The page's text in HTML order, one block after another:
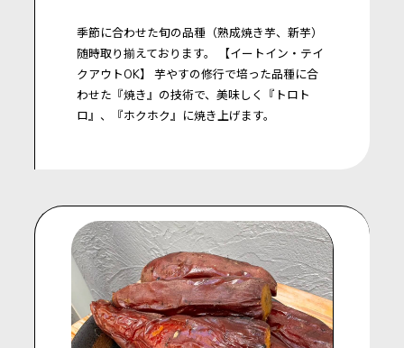
季節に合わせた旬の品種（熟成焼き芋、新芋）
随時取り揃えております。
【イートイン・テイ
クアウトOK】
芋やすの修行で培った品種に合
わせた『焼き』の技術で、美味しく『トロト
ロ』、『ホクホク』に焼き上げます。